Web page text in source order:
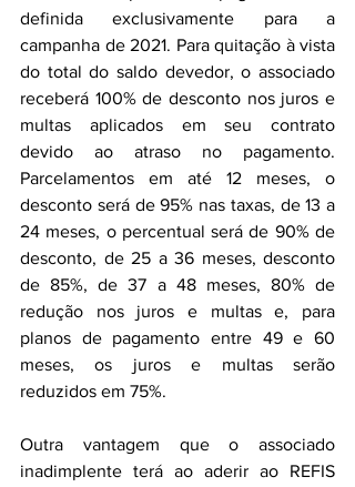
definida exclusivamente para a
campanha de 2021. Para quitação à vista
do total do saldo devedor, o associado
receberá 100% de desconto nos juros e
multas aplicados em seu contrato
devido ao atraso no pagamento.
Parcelamentos em até 12 meses, o
desconto será de 95% nas taxas, de 13 a
24 meses, o percentual será de 90% de
desconto, de 25 a 36 meses, desconto
de 85%, de 37 a 48 meses, 80% de
redução nos juros e multas e, para
planos de pagamento entre 49 e 60
meses, os juros e multas serão
reduzidos em 75%.
Outra vantagem que o associado
inadimplente terá ao aderir ao REFIS